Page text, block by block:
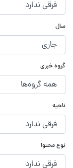
سال
گروه خبری
ناحیه
نوع محتوا